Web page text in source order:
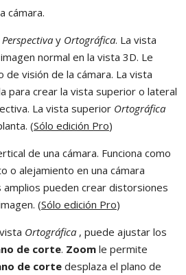
cámara.
Perspectiva y Ortográfica. La vista
normal en la vista 3D. Le
visión de la cámara. La vista
para crear la vista superior o lateral
La vista superior Ortográfica
(Sólo edición Pro)
de una cámara. Funciona como
o alejamiento en una cámara
amplios pueden crear distorsiones
(Sólo edición Pro)
Ortográfica , puede ajustar los
de corte. Zoom le permite
de cortedesplaza el plano de